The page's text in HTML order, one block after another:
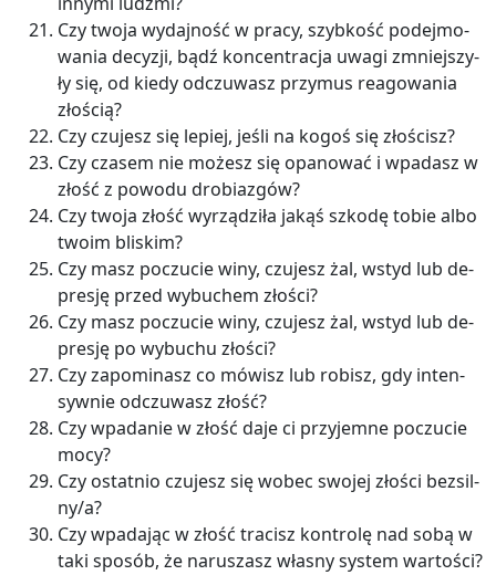
Czy twoja wy­daj­ność w pracy, szyb­kość po­dej­mo­
wa­nia de­cy­zji, bądź kon­cen­tra­cja uwagi zmniej­szy­
ły się, od kiedy od­czu­wasz przy­mus re­ago­wa­nia
zło­ścią?
Czy czu­jesz się le­piej, jeśli na kogoś się zło­ścisz?
Czy cza­sem nie mo­żesz się opa­no­wać i wpa­dasz w
złość z po­wo­du dro­bia­zgów?
Czy twoja złość wy­rzą­dzi­ła jakąś szko­dę tobie albo
twoim bli­skim?
Czy masz po­czu­cie winy, czu­jesz żal, wstyd lub de­
pre­sję przed wy­bu­chem zło­ści?
Czy masz po­czu­cie winy, czu­jesz żal, wstyd lub de­
pre­sję po wy­bu­chu zło­ści?
Czy za­po­mi­nasz co mó­wisz lub ro­bisz, gdy in­ten­
syw­nie od­czu­wasz złość?
Czy wpa­da­nie w złość daje ci przy­jem­ne po­czu­cie
mocy?
Czy ostat­nio czu­jesz się wobec swo­jej zło­ści bez­sil­
ny/a?
Czy wpa­da­jąc w złość tra­cisz kon­tro­lę nad sobą w
taki spo­sób, że na­ru­szasz wła­sny sys­tem war­to­ści?